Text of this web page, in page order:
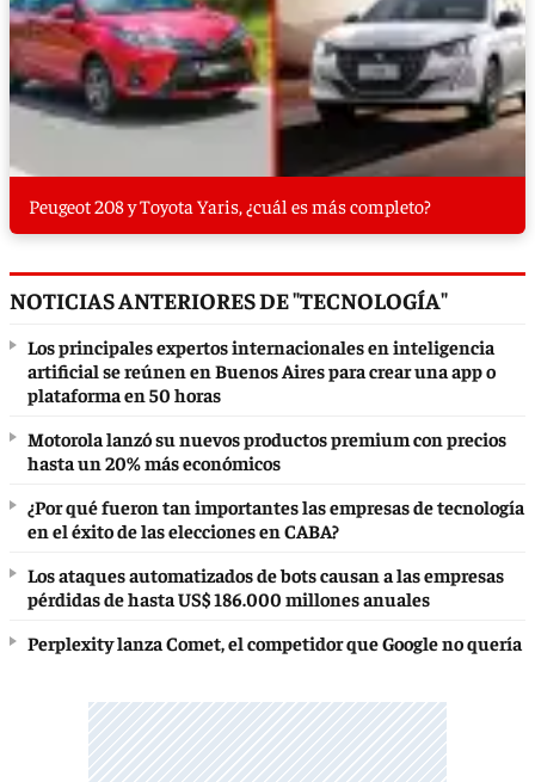
Peugeot 208 y Toyota Yaris, ¿cuál es más completo?
NOTICIAS ANTERIORES DE "TECNOLOGÍA"
Los principales expertos internacionales en inteligencia
artificial se reúnen en Buenos Aires para crear una app o
plataforma en 50 horas
Motorola lanzó su nuevos productos premium con precios
hasta un 20% más económicos
¿Por qué fueron tan importantes las empresas de tecnología
en el éxito de las elecciones en CABA?
Los ataques automatizados de bots causan a las empresas
pérdidas de hasta US$ 186.000 millones anuales
Perplexity lanza Comet, el competidor que Google no quería